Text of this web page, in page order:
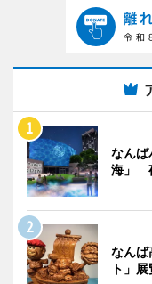
なんば
海」
なんば
ト」